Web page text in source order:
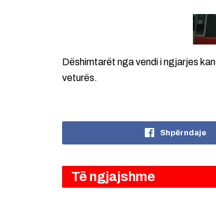
Dëshimtarët nga vendi i ngjarjes
veturës.
Shpërndaje
Të ngjajshme